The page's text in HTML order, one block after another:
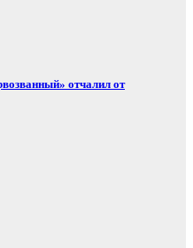
отчалил от